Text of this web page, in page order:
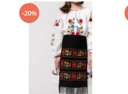
-20%